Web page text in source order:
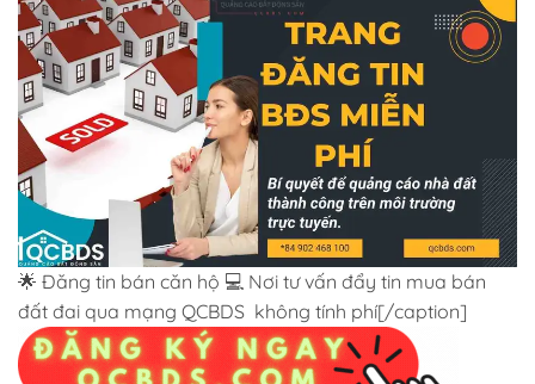
🌟 Đăng tin bán căn hộ 💻 Nơi tư vấn đẩy tin mua bán
đất đai qua mạng QCBDS không tính phí[/caption]